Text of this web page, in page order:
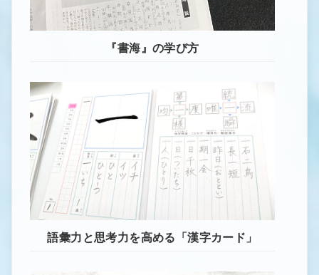
『書海』の学び方
語彙力と思考力を高める「漢字カード」